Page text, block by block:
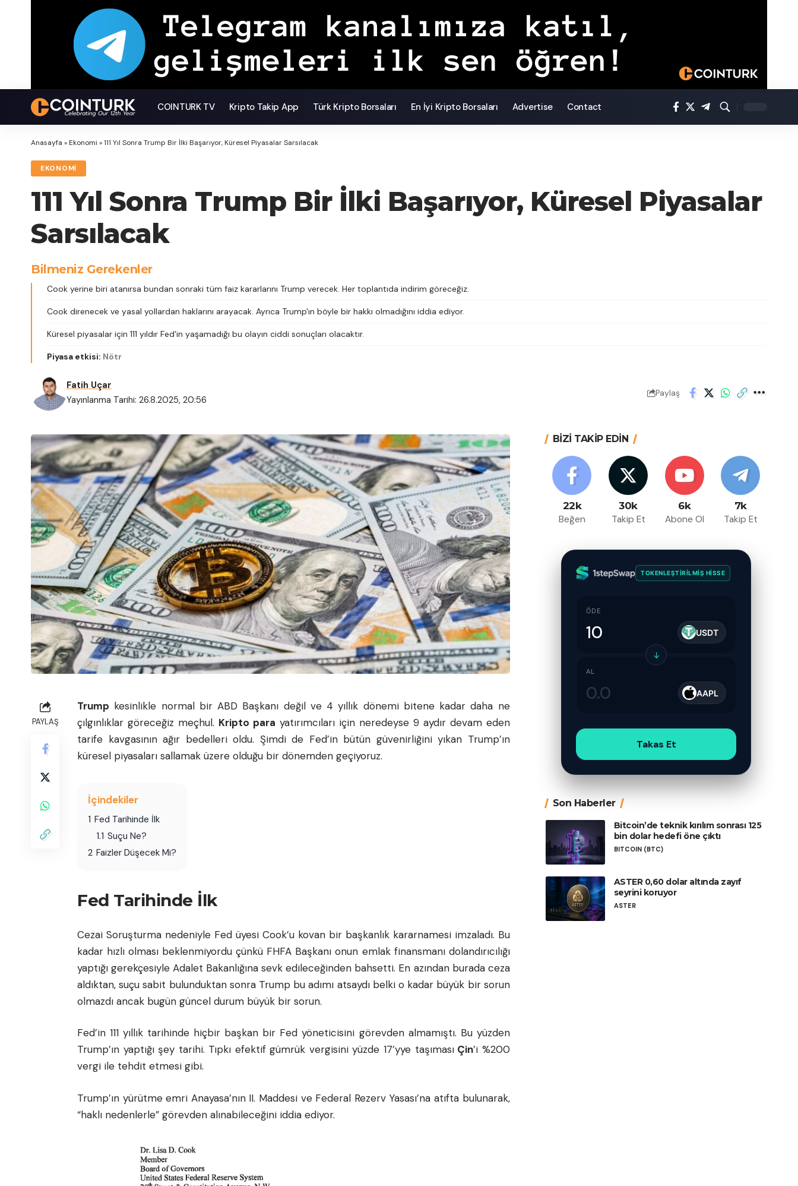
COINTURK TV Kripto Takip App Türk Kripto Borsaları En İyi Kripto Borsaları Advertise Contact
Anasayfa »Ekonomi »111 Yıl Sonra Trump Bir İlki Başarıyor, Küresel Piyasalar Sarsılacak
EKONOMI
111 Yıl Sonra Trump Bir İlki Başarıyor, Küresel Piyasalar
Sarsılacak
Bilmeniz Gerekenler
Cook yerine biri atanırsa bundan sonraki tüm faiz kararlarını Trump verecek. Her toplantıda indirim göreceğiz.
Cook direnecek ve yasal yollardan haklarını arayacak. Ayrıca Trump'ın böyle bir hakkı olmadığını iddia ediyor.
Küresel piyasalar için 111 yıldır Fed'in yaşamadığı bu olayın ciddi sonuçları olacaktır.
Piyasa etkisi: Nötr
Yayınlanma Tarihi: 26.8.2025, 20:56
Fatih Uçar
Paylaş
PAYLAŞ
Trump kesinlikle normal bir ABD Başkanı değil ve 4 yıllık dönemi bitene kadar daha ne
çılgınlıklar göreceğiz meçhul. Kripto para yatırımcıları için neredeyse 9 aydır devam eden
tarife kavgasının ağır bedelleri oldu. Şimdi de Fed’in bütün güvenirliğini yıkan Trump’ın
küresel piyasaları sallamak üzere olduğu bir dönemden geçiyoruz.
İçindekiler
1 Fed Tarihinde İlk
1.1 Suçu Ne?
2 Faizler Düşecek Mi?
Fed Tarihinde İlk
Cezai Soruşturma nedeniyle Fed üyesi Cook’u kovan bir başkanlık kararnamesi imzaladı. Bu
kadar hızlı olması beklenmiyordu çünkü FHFA Başkanı onun emlak finansmanı dolandırıcılığı
yaptığı gerekçesiyle Adalet Bakanlığına sevk edileceğinden bahsetti. En azından burada ceza
aldıktan, suçu sabit bulunduktan sonra Trump bu adımı atsaydı belki o kadar büyük bir sorun
olmazdı ancak bugün güncel durum büyük bir sorun.
Fed’in 111 yıllık tarihinde hiçbir başkan bir Fed yöneticisini görevden almamıştı. Bu yüzden
Trump’ın yaptığı şey tarihi. Tıpkı efektif gümrük vergisini yüzde 17’yye taşımasıÇin’i %200
vergi ile tehdit etmesi gibi.
Trump’ın yürütme emri Anayasa’nın II. Maddesi ve Federal Rezerv Yasası’na atıfta bulunarak,
“haklı nedenlerle” görevden alınabileceğini iddia ediyor.
BİZİ TAKİP EDİN
22k
Beğen
30k
Takip Et
6k
Abone Ol
7k
Takip Et
TOKENLEŞTIRILMIŞ HISSE
ÖDE
USDT
↓
AL
AAPL
Takas Et
Son Haberler
Bitcoin’de teknik kırılım sonrası 125
bin dolar hedefi öne çıktı
BITCOIN (BTC)
ASTER 0,60 dolar altında zayıf
seyrini koruyor
ASTER